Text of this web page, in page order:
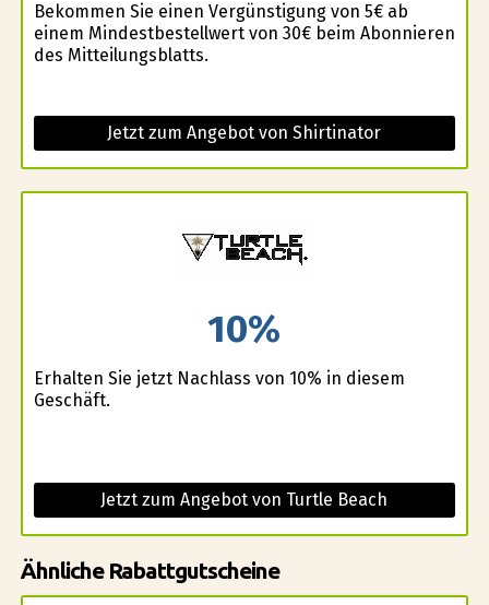
Bekommen Sie einen Vergünstigung von 5€ ab
einem Mindestbestellwert von 30€ beim Abonnieren
des Mitteilungsblatts.
Jetzt zum Angebot von Shirtinator
10%
Erhalten Sie jetzt Nachlass von 10% in diesem
Geschäft.
Jetzt zum Angebot von Turtle Beach
Ähnliche Rabattgutscheine